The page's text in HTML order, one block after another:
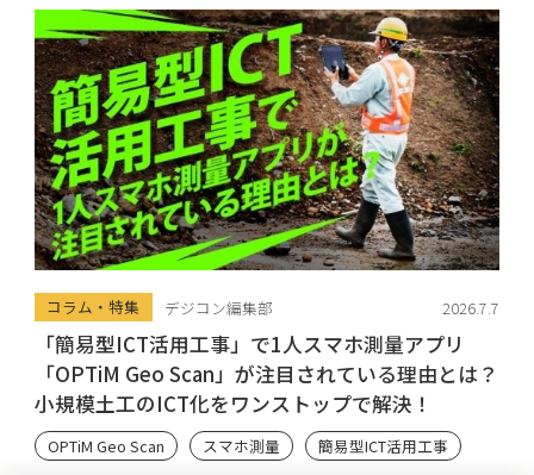
コラム・特集 デジコン編集部 2026.7.7
「簡易型ICT活用工事」で1人スマホ測量アプリ
「OPTiM Geo Scan」が注目されている理由とは？
小規模土工のICT化をワンストップで解決！
OPTiM Geo Scan スマホ測量 簡易型ICT活用工事